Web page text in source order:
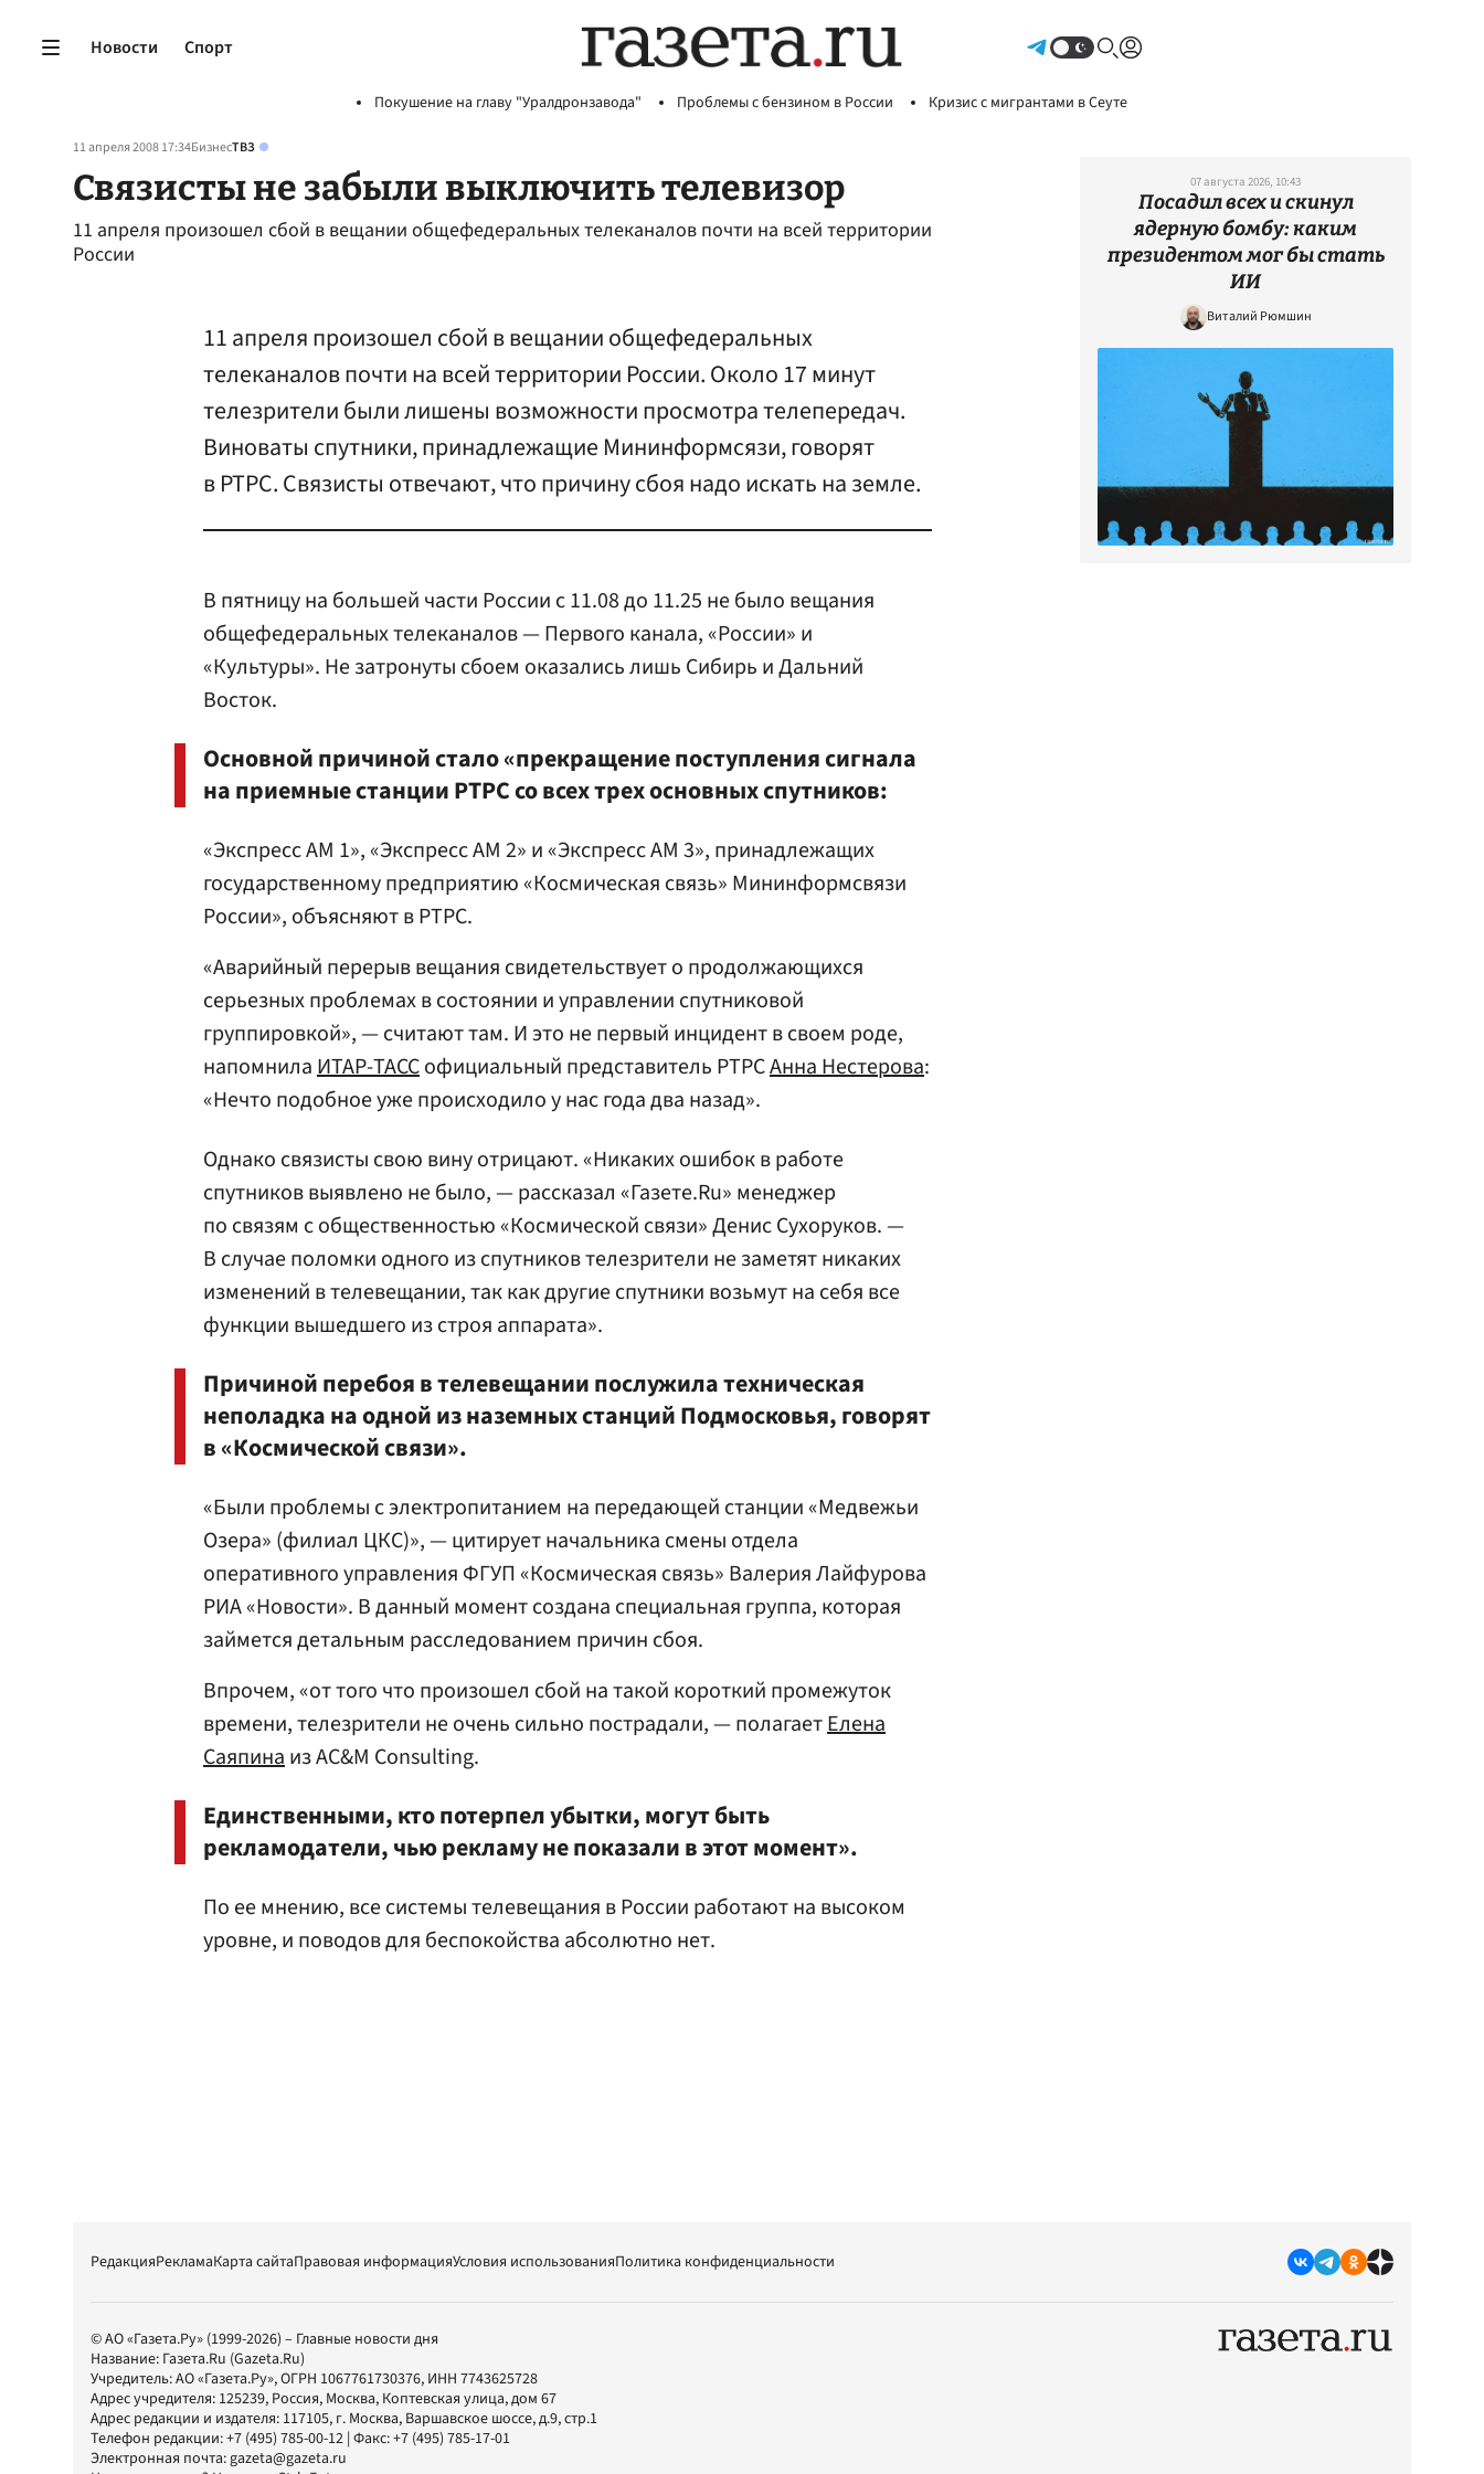
Новости Спорт
Покушение на главу "Уралдронзавода" Проблемы с бензином в России Кризис с мигрантами в Сеуте
11 апреля 2008 17:34БизнесТВЗ
Связисты не забыли выключить телевизор
11 апреля произошел сбой в вещании общефедеральных телеканалов почти на всей территории
России
11 апреля произошел сбой в вещании общефедеральных
телеканалов почти на всей территории России. Около 17 минут
телезрители были лишены возможности просмотра телепередач.
Виноваты спутники, принадлежащие Мининформсязи, говорят
в РТРС. Связисты отвечают, что причину сбоя надо искать на земле.
В пятницу на большей части России с 11.08 до 11.25 не было вещания
общефедеральных телеканалов — Первого канала, «России» и
«Культуры». Не затронуты сбоем оказались лишь Сибирь и Дальний
Восток.
Основной причиной стало «прекращение поступления сигнала
на приемные станции РТРС со всех трех основных спутников:
«Экспресс АМ 1», «Экспресс АМ 2» и «Экспресс АМ 3», принадлежащих
государственному предприятию «Космическая связь» Мининформсвязи
России», объясняют в РТРС.
«Аварийный перерыв вещания свидетельствует о продолжающихся
серьезных проблемах в состоянии и управлении спутниковой
группировкой», — считают там. И это не первый инцидент в своем роде,
напомнилаИТАР-ТАССофициальный представитель РТРСАнна Нестерова:
«Нечто подобное уже происходило у нас года два назад».
Однако связисты свою вину отрицают. «Никаких ошибок в работе
спутников выявлено не было, — рассказал «Газете.Ru» менеджер
по связям с общественностью «Космической связи»Денис Сухоруков. —
В случае поломки одного из спутников телезрители не заметят никаких
изменений в телевещании, так как другие спутники возьмут на себя все
функции вышедшего из строя аппарата».
Причиной перебоя в телевещании послужила техническая
неполадка на одной из наземных станций Подмосковья, говорят
в «Космической связи».
«Были проблемы с электропитанием на передающей станции «Медвежьи
Озера» (филиал ЦКС)», — цитирует начальника смены отдела
оперативного управления ФГУП «Космическая связь» Валерия Лайфурова
РИА «Новости». В данный момент создана специальная группа, которая
займется детальным расследованием причин сбоя.
Впрочем, «от того что произошел сбой на такой короткий промежуток
времени, телезрители не очень сильно пострадали, — полагаетЕлена
Саяпинаиз AC&M Consulting.
Единственными, кто потерпел убытки, могут быть
рекламодатели, чью рекламу не показали в этот момент».
По ее мнению, все системы телевещания в России работают на высоком
уровне, и поводов для беспокойства абсолютно нет.
07 августа 2026, 10:43
Посадил всех и скинул
ядерную бомбу: каким
президентом мог бы стать
ИИ
Виталий Рюмшин
РедакцияРекламаКарта сайтаПравовая информацияУсловия использованияПолитика конфиденциальности
© АО «Газета.Ру» (1999-2026) – Главные новости дня
Название: Газета.Ru (Gazeta.Ru)
Учредитель:АО «Газета.Ру», ОГРН 1067761730376, ИНН 7743625728
Адрес учредителя: 125239, Россия, Москва, Коптевская улица, дом 67
Адрес редакции и издателя: 117105, г. Москва, Варшавское шоссе, д.9, стр.1
Телефон редакции:+7 (495) 785-00-12 | Факс:+7 (495) 785-17-01
Электронная почта:gazeta@gazeta.ru